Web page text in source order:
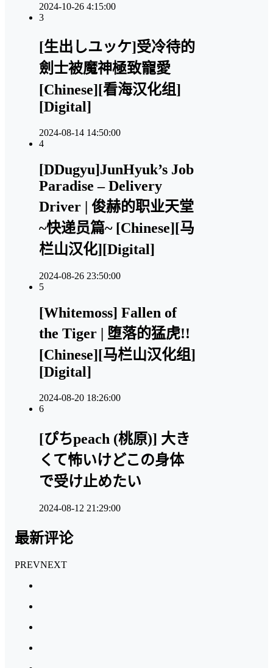
2024-10-26 4:15:00
3
[生出しユッケ]受冷待的
劍士被魔神極致寵愛
[Chinese][看海汉化组]
[Digital]
2024-08-14 14:50:00
4
[DDugyu]JunHyuk’s Job
Paradise – Delivery
Driver | 俊赫的职业天堂
~快递员篇~ [Chinese][马
栏山汉化][Digital]
2024-08-26 23:50:00
5
[Whitemoss] Fallen of
the Tiger | 堕落的猛虎!!
[Chinese][马栏山汉化组]
[Digital]
2024-08-20 18:26:00
6
[ぴちpeach (桃原)] 大き
くて怖いけどこの身体
で受け止めたい
2024-08-12 21:29:00
最新评论
PREVNEXT